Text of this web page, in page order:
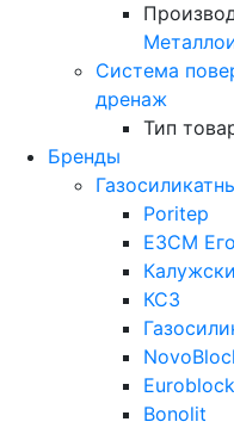
Система
дренаж
Тип
Бренды
Poritep
ЕЗСМ
КСЗ
Euroblock
Bonolit